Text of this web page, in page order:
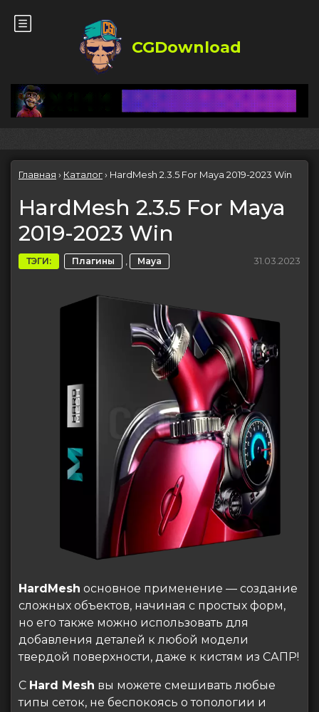
CGDownload
Главная › Каталог› HardMesh 2.3.5 For Maya 2019-2023 Win
HardMesh 2.3.5 For Maya
2019-2023 Win
ТЭГИ: Плагины , Maya 31.03.2023
HardMesh основное применение — создание
сложных объектов, начиная с простых форм,
но его также можно использовать для
добавления деталей к любой модели
твердой поверхности, даже к кистям из САПР!
С Hard Mesh вы можете смешивать любые
типы сеток, не беспокоясь о топологии и